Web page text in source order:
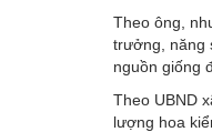
Theo ông,
trưởng, năng
nguồn giống
Theo UBND
lượng hoa